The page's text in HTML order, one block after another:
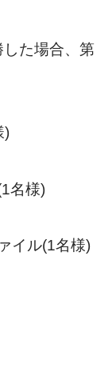
た場合、第
)
名様)
イル(1名様)